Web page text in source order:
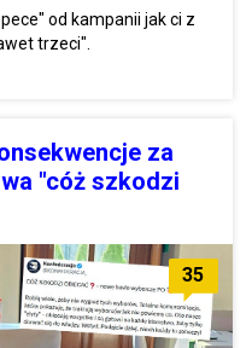
od kampanii jak ci z
trzeci".
za
"cóż szkodzi
35